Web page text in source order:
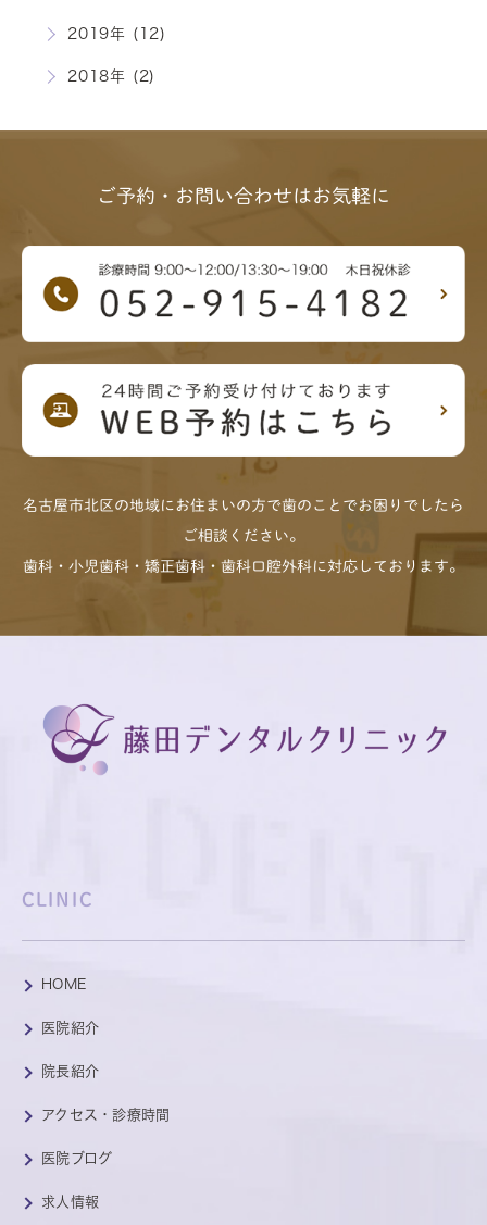
2019年 (12)
2018年 (2)
ご予約・お問い合わせはお気軽に
名古屋市北区の地域にお住まいの方で歯のことでお困りでしたら
ご相談ください。
歯科・小児歯科・矯正歯科・歯科口腔外科に対応しております。
CLINIC
HOME
医院紹介
院長紹介
アクセス・診療時間
医院ブログ
求人情報